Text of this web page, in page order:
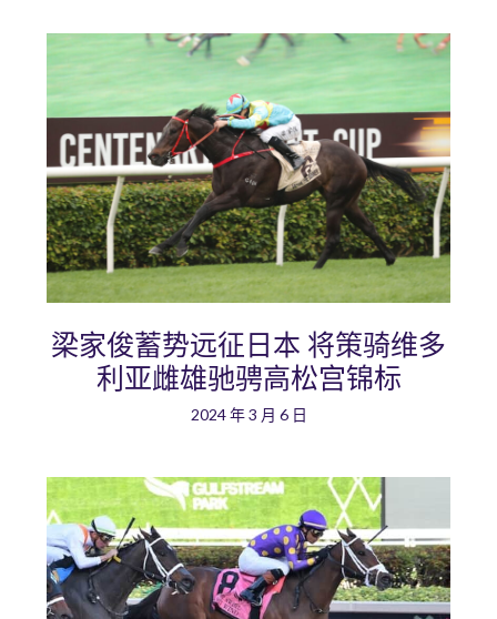
梁家俊蓄势远征日本 将策骑维多
利亚雌雄驰骋高松宫锦标
2024 年 3 月 6 日